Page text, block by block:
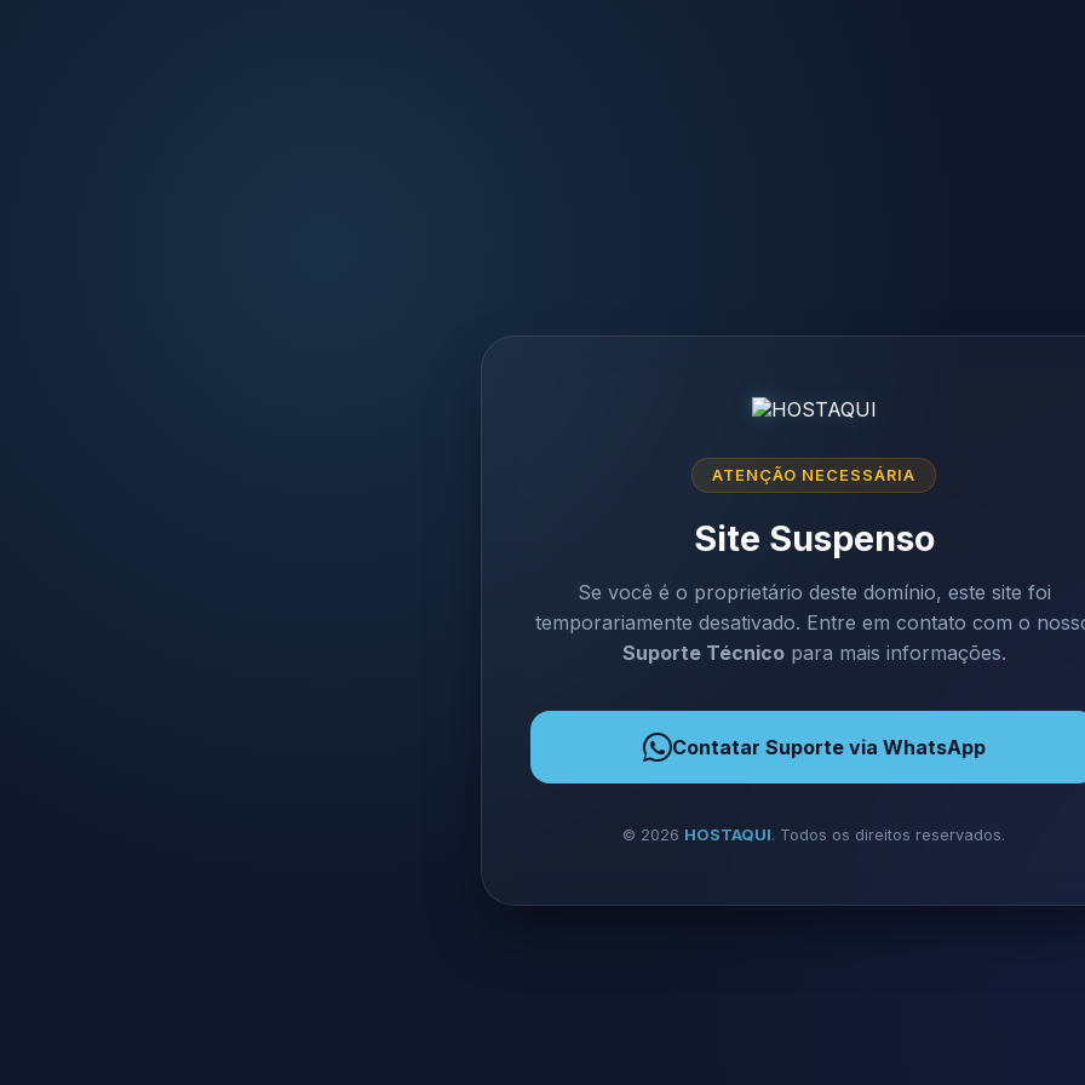
ATENÇÃO NECESSÁRIA
Site Suspenso
Se você é o proprietário deste domínio, este site foi
temporariamente desativado. Entre em contato com o
Suporte Técnicopara mais informações.
Contatar Suporte via WhatsApp
© 2026 HOSTAQUI. Todos os direitos reservados.